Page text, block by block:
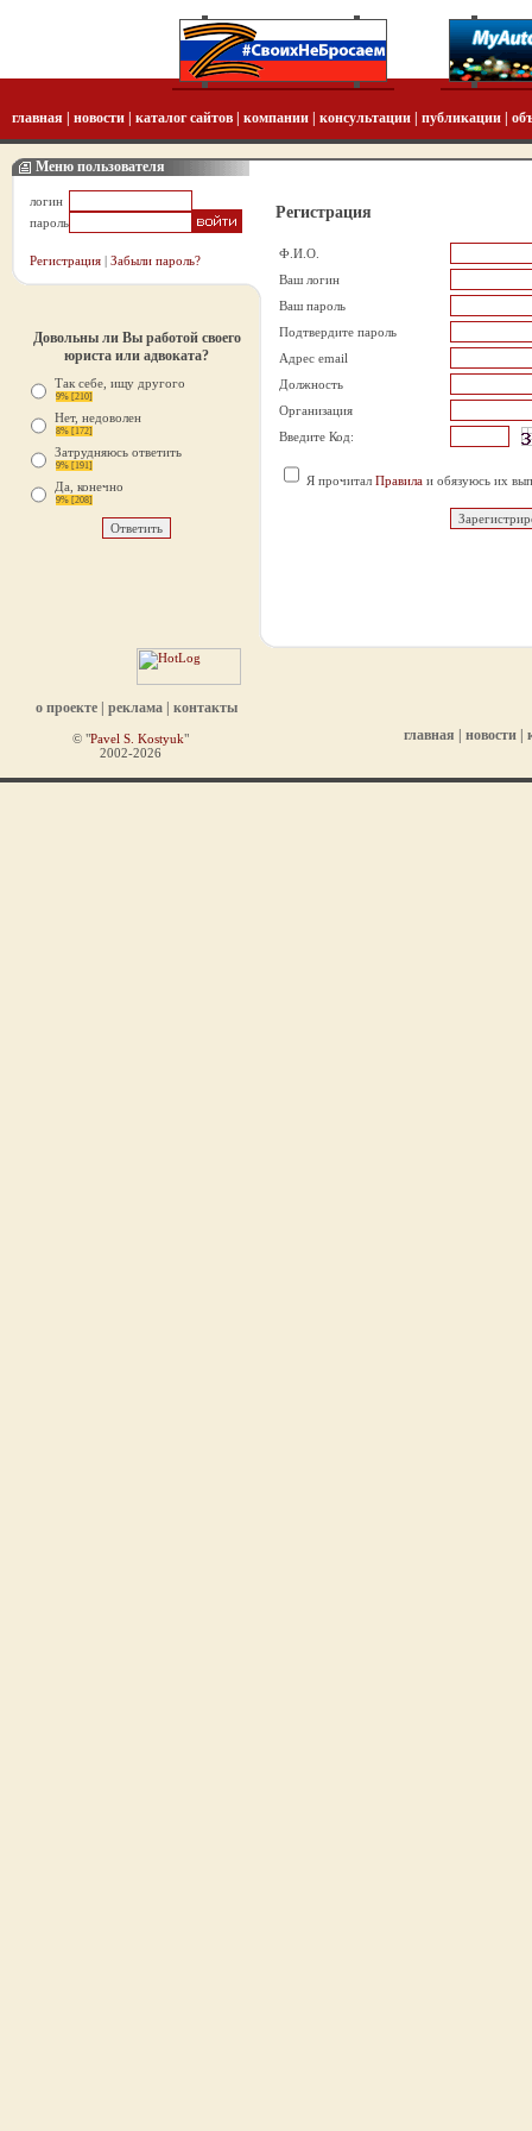
главная новости каталог сайтов компании консультации публикации
Меню пользователя
логин
пароль
Регистрация | Забыли пароль?
Довольны ли Вы работой своего
юриста или адвоката?
Так себе, ищу другого
9% [210]
Нет, недоволен
8% [172]
Затрудняюсь ответить
9% [191]
Да, конечно
9% [208]
Регистрация
Ф.И.О.
Ваш логин
Ваш пароль
Подтвердите пароль
Aдрес email
Должность
Организация
Введите Код:
Я прочитал Правила и обязуюсь их
о проекте реклама контакты
© "Pavel S. Kostyuk"
2002-2026
главная новости